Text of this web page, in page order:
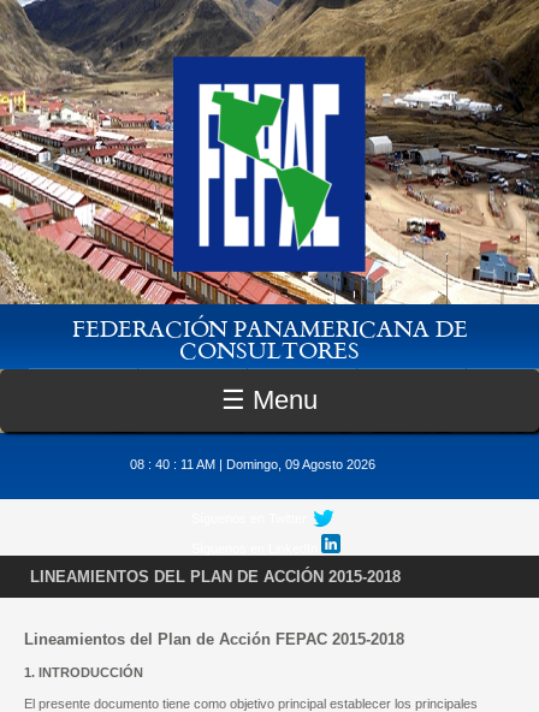
Pasar al contenido principal
FEDERACIÓN PANAMERICANA DE
CONSULTORES
☰ Menu
08 : 40 : 12 AM | Domingo, 09 Agosto 2026
LINEAMIENTOS DEL PLAN DE ACCIÓN 2015-2018
Lineamientos del Plan de Acción FEPAC 2015-2018
1. INTRODUCCIÓN
El presente documento tiene como objetivo principal establecer los principales